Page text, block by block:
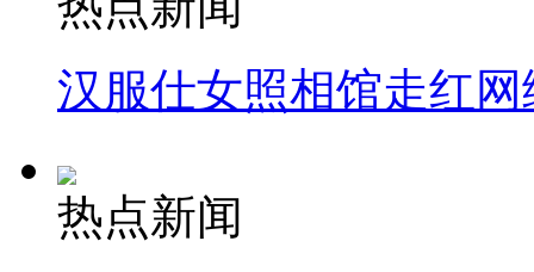
汉服仕女照相馆走红网
热点新闻